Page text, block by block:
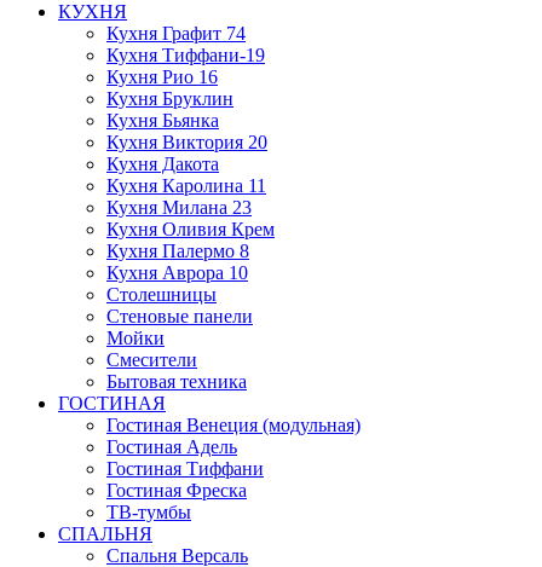
КУХНЯ
Кухня Графит 74
Кухня Тиффани-19
Кухня Рио 16
Кухня Бруклин
Кухня Бьянка
Кухня Виктория 20
Кухня Дакота
Кухня Каролина 11
Кухня Милана 23
Кухня Оливия Крем
Кухня Палермо 8
Кухня Аврора 10
Столешницы
Стеновые панели
Мойки
Смесители
Бытовая техника
ГОСТИНАЯ
Гостиная Венеция (модульная)
Гостиная Адель
Гостиная Тиффани
Гостиная Фреска
ТВ-тумбы
СПАЛЬНЯ
Спальня Версаль